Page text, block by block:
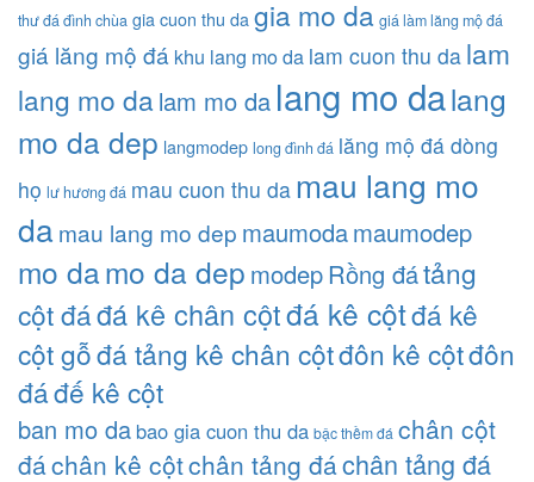
thư đá đình chùa gia cuon thu da gia mo da giá làm lăng mộ đá
giá lăng mộ đá khu lang mo da lam cuon thu da lam
lang mo dalam mo da lang mo dalang
mo da dep langmodep long đình đá lăng mộ đá dòng
họ lư hương đá mau cuon thu da mau lang mo
da mau lang mo dep maumodamaumodep
mo damo da dep modepRồng đátảng
cột đáđá kê chân cộtđá kê cộtđá kê
cột gỗđá tảng kê chân cộtđôn kê cộtđôn
đáđế kê cột
ban mo da bao gia cuon thu da bậc thềm đá chân cột
đáchân kê cộtchân tảng đáchân tảng đá